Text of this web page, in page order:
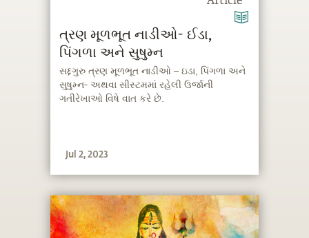
ત્રણ મૂળભૂત નાડીઓ- ઈડા,
પિંગળા અને સુષુમ્ન
સદ્દગુરુ ત્રણ મૂળભૂત નાડીઓ – ઇડા, પિંગળા અને
સુષુમ્ન- અથવા સીસ્ટમમાં રહેલી ઉર્જાની
ગતીરેખાઓ વિષે વાત કરે છે.
Jul 2, 2023